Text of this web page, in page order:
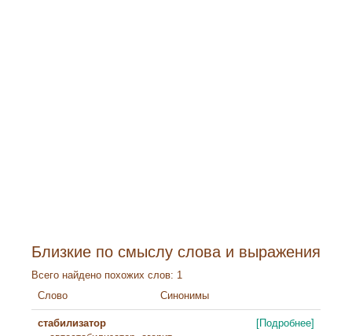
Близкие по смыслу слова и выражения
Всего найдено похожих слов: 1
Слово
Синонимы
стабилизатор
[Подробнее]